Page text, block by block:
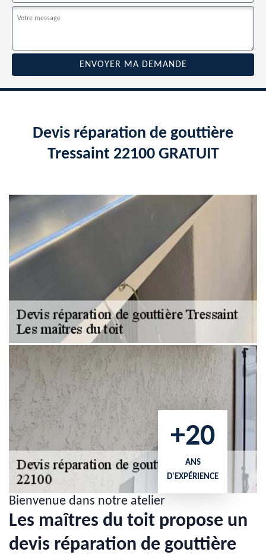
Devis réparation de gouttière
Tressaint 22100 GRATUIT
+20
ANS
D'EXPÉRIENCE
Bienvenue dans notre atelier
Les maîtres du toit propose un
devis réparation de gouttière